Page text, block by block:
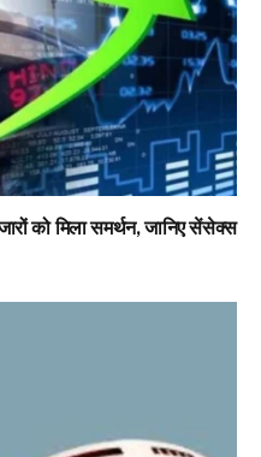
को मिला समर्थन, जानिए सेंसेक्स